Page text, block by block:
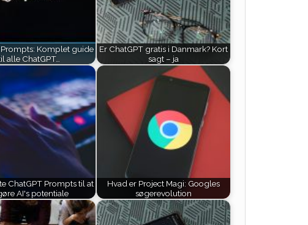
Prompts: Komplet guide
alle ChatGPT…
Er ChatGPT gratis i Danmark? Kort
sagt – ja
ChatGPT Prompts til at
AI's potentiale
Hvad er Project Magi: Googles
søgerevolution